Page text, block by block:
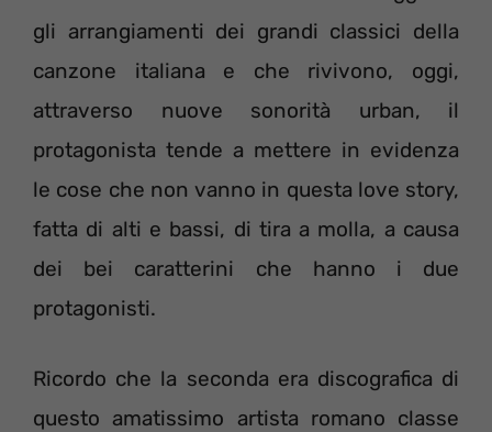
gli arrangiamenti dei grandi classici della
canzone italiana e che rivivono, oggi,
attraverso nuove sonorità urban, il
protagonista tende a mettere in evidenza
le cose che non vanno in questa love story,
fatta di alti e bassi, di tira a molla, a causa
dei bei caratterini che hanno i due
protagonisti.
Ricordo che la seconda era discografica di
questo amatissimo artista romano classe